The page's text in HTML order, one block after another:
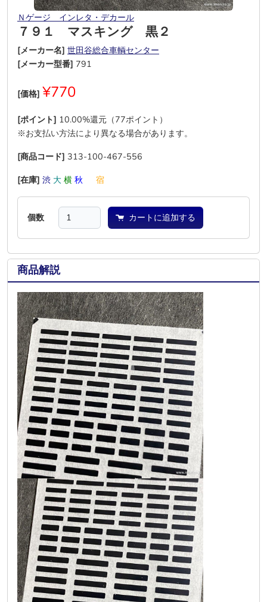
Ｎゲージ インレタ・デカール
７９１ マスキング 黒２
[メーカー名] 世田谷総合車輌センター
[メーカー型番] 791
[価格] ¥770
[ポイント] 10.00%還元（77ポイント）
※お支払い方法により異なる場合があります。
[商品コード] 313-100-467-556
[在庫] 渋 大 横 秋 宿
個数 カートに追加する
商品解説